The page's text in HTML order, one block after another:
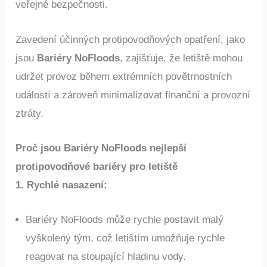
veřejné bezpečnosti.
Zavedení účinných protipovodňových opatření, jako
jsou Bariéry NoFloods, zajišťuje, že letiště mohou
udržet provoz během extrémních povětrnostních
událostí a zároveň minimalizovat finanční a provozní
ztráty.
Proč jsou Bariéry NoFloods nejlepší
protipovodňové bariéry pro letiště
1. Rychlé nasazení:
Bariéry NoFloods může rychle postavit malý
vyškolený tým, což letištím umožňuje rychle
reagovat na stoupající hladinu vody.